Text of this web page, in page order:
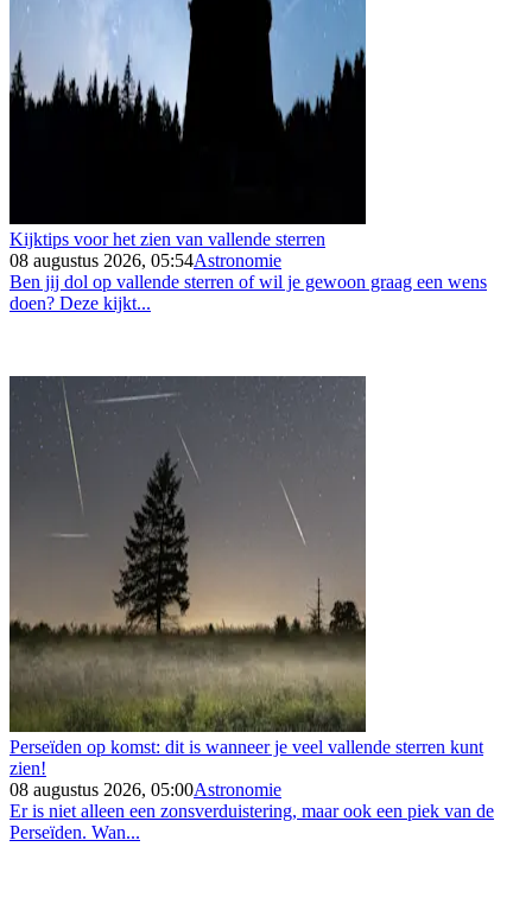
Kijktips voor het zien van vallende sterren
08 augustus 2026, 05:54Astronomie
Ben jij dol op vallende sterren of wil je gewoon graag een wens
doen? Deze kijkt...
Perseïden op komst: dit is wanneer je veel vallende sterren kunt
zien!
08 augustus 2026, 05:00Astronomie
Er is niet alleen een zonsverduistering, maar ook een piek van de
Perseïden. Wan...